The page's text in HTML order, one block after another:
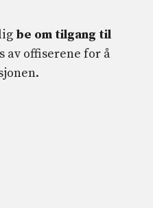
be om tilgang til
av offiserene for å